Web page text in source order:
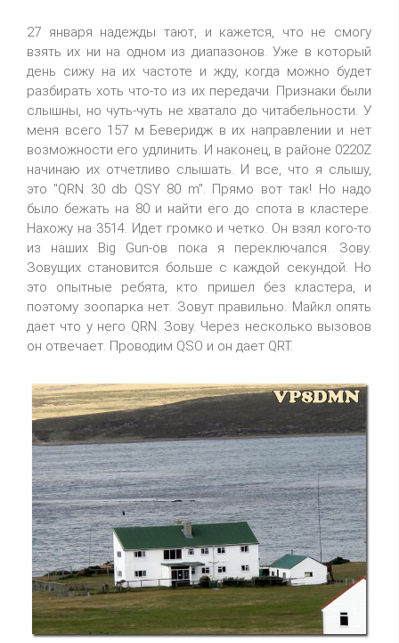
27 января надежды тают, и кажется, что не смогу
взять их ни на одном из диапазонов. Уже в который
день сижу на их частоте и жду, когда можно будет
разбирать хоть что-то из их передачи. Признаки были
слышны, но чуть-чуть не хватало до читабельности. У
меня всего 157 м Беверидж в их направлении и нет
возможности его удлинить. И наконец, в районе 0220Z
начинаю их отчетливо слышать. И все, что я слышу,
это "QRN 30 db QSY 80 m". Прямо вот так! Но надо
было бежать на 80 и найти его до спота в кластере.
Нахожу на 3514. Идет громко и четко. Он взял кого-то
из наших Big Gun-ов пока я переключался. Зову.
Зовущих становится больше с каждой секундой. Но
это опытные ребята, кто пришел без кластера, и
поэтому зоопарка нет. Зовут правильно. Майкл опять
дает что у него QRN. Зову. Через несколько вызовов
он отвечает. Проводим QSO и он дает QRT.